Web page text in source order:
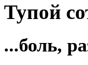
Тупой
...боль,